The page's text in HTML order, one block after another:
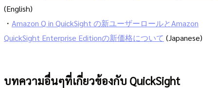
(English)
・ Amazon Q in QuickSight の新ユーザーロールとAmazon
QuickSight Enterprise Editionの新価格について (Japanese)
บทความอื่นๆที่เกี่ยวข้องกับ QuickSight